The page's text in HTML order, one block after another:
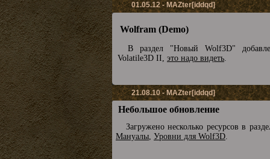
01.05.12 - MAZter[iddqd]
Wolfram (Demo)
В раздел "Новый Wolf3D"
Volatile3D II, это надо видеть.
21.08.10 - MAZter[iddqd]
Небольшое обновление
Загружено несколько ресурсов в
Мануалы, Уровни для Wolf3D.